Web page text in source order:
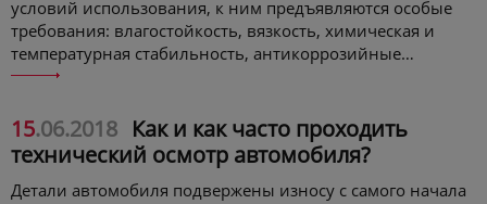
условий использования, к ним предъявляются особые
требования: влагостойкость, вязкость, химическая и
температурная стабильность, антикоррозийные
свойства.
15.06.2018 Как и как часто проходить
технический осмотр автомобиля?
Детали автомобиля подвержены износу с самого начала